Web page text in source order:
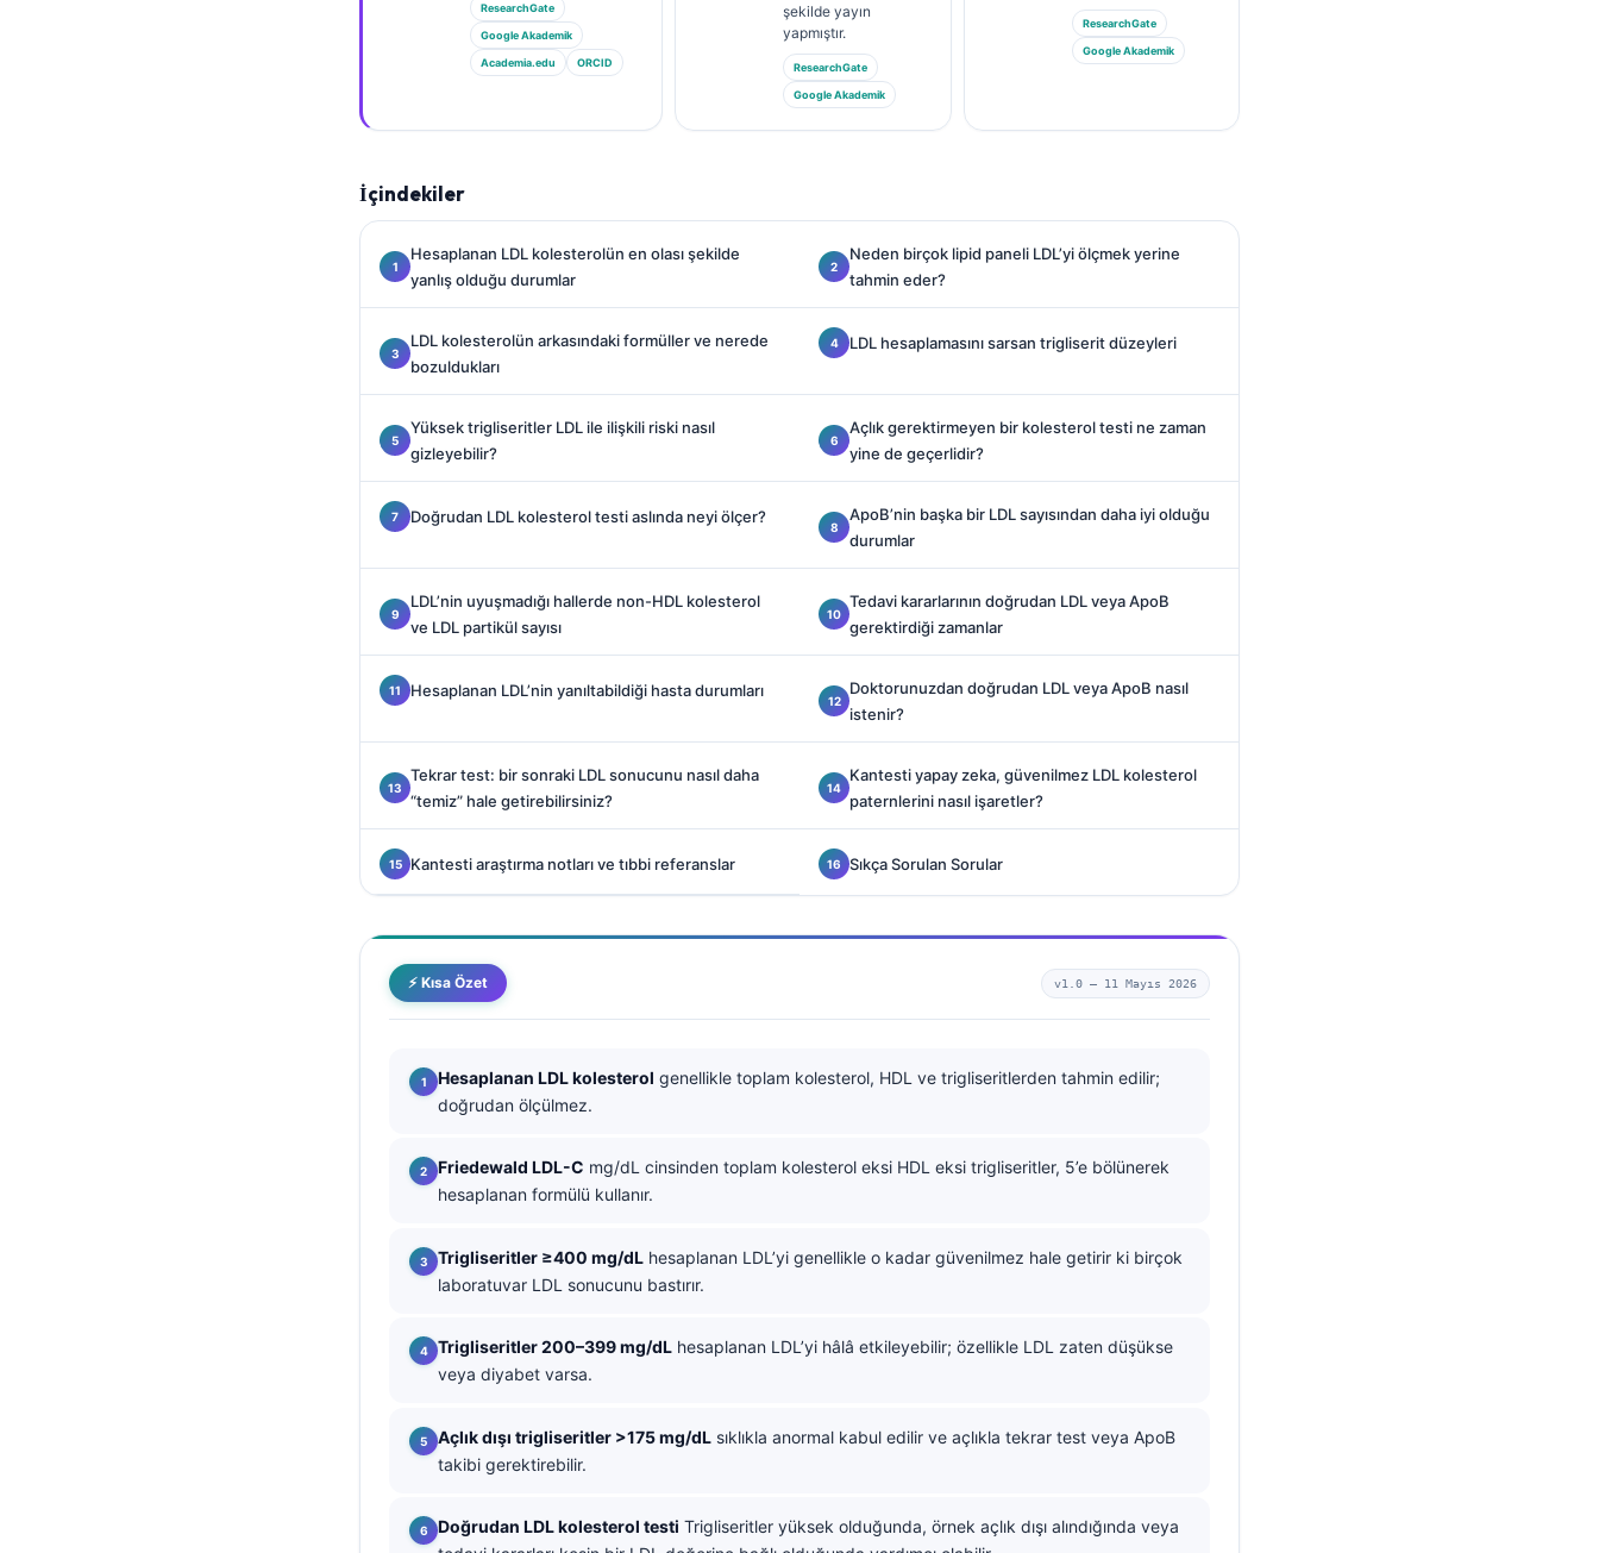
ResearchGate
Google Akademik
Academia.edu ORCID
şekilde yayın
yapmıştır.
ResearchGate
Google Akademik
ResearchGate
Google Akademik
İçindekiler
Hesaplanan LDL kolesterolün en olası şekilde
yanlış olduğu durumlar
Neden birçok lipid paneli LDL’yi ölçmek yerine
tahmin eder?
LDL kolesterolün arkasındaki formüller ve nerede
bozuldukları
LDL hesaplamasını sarsan trigliserit düzeyleri
Yüksek trigliseritler LDL ile ilişkili riski nasıl
gizleyebilir?
Açlık gerektirmeyen bir kolesterol testi ne zaman
yine de geçerlidir?
Doğrudan LDL kolesterol testi aslında neyi ölçer?
ApoB’nin başka bir LDL sayısından daha iyi olduğu
durumlar
LDL’nin uyuşmadığı hallerde non-HDL kolesterol
ve LDL partikül sayısı
Tedavi kararlarının doğrudan LDL veya ApoB
gerektirdiği zamanlar
Hesaplanan LDL’nin yanıltabildiği hasta durumları
Doktorunuzdan doğrudan LDL veya ApoB nasıl
istenir?
Tekrar test: bir sonraki LDL sonucunu nasıl daha
“temiz” hale getirebilirsiniz?
Kantesti yapay zeka, güvenilmez LDL kolesterol
paternlerini nasıl işaretler?
Kantesti araştırma notları ve tıbbi referanslar Sıkça Sorulan Sorular
⚡ Kısa Özet v1.0 — 11 Mayıs 2026
Hesaplanan LDL kolesterol genellikle toplam kolesterol, HDL ve trigliseritlerden tahmin edilir;
doğrudan ölçülmez.
Friedewald LDL-C mg/dL cinsinden toplam kolesterol eksi HDL eksi trigliseritler, 5’e bölünerek
hesaplanan formülü kullanır.
Trigliseritler ≥400 mg/dL hesaplanan LDL’yi genellikle o kadar güvenilmez hale getirir ki birçok
laboratuvar LDL sonucunu bastırır.
Trigliseritler 200–399 mg/dL hesaplanan LDL’yi hâlâ etkileyebilir; özellikle LDL zaten düşükse
veya diyabet varsa.
Açlık dışı trigliseritler >175 mg/dL sıklıkla anormal kabul edilir ve açlıkla tekrar test veya ApoB
takibi gerektirebilir.
Doğrudan LDL kolesterol testi Trigliseritler yüksek olduğunda, örnek açlık dışı alındığında veya